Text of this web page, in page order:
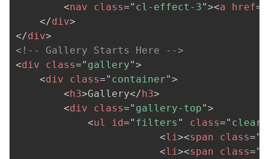
<nav class=" cl-effect-3"><a href=
</div>
</div>
<!-- Gallery Starts Here -->
<div class=" gallery">
<div class=" container">
<h3>Gallery</h3>
<div class=" gallery-top">
<ul id=" filters " class="
<li ><span class="
<li ><span class="